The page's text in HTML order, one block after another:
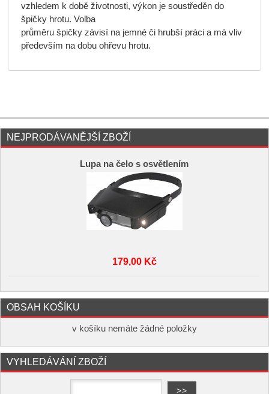
vzhledem k době životnosti, výkon je soustředěn do
špičky hrotu. Volba
průměru špičky závisí na jemné či hrubší práci a má vliv
především na dobu ohřevu hrotu.
NEJPRODÁVANĚJŠÍ ZBOŽÍ
Lupa na čelo s osvětlením
179,00 Kč
OBSAH KOŠÍKU
v košíku nemáte žádné položky
VYHLEDÁVÁNÍ ZBOŽÍ